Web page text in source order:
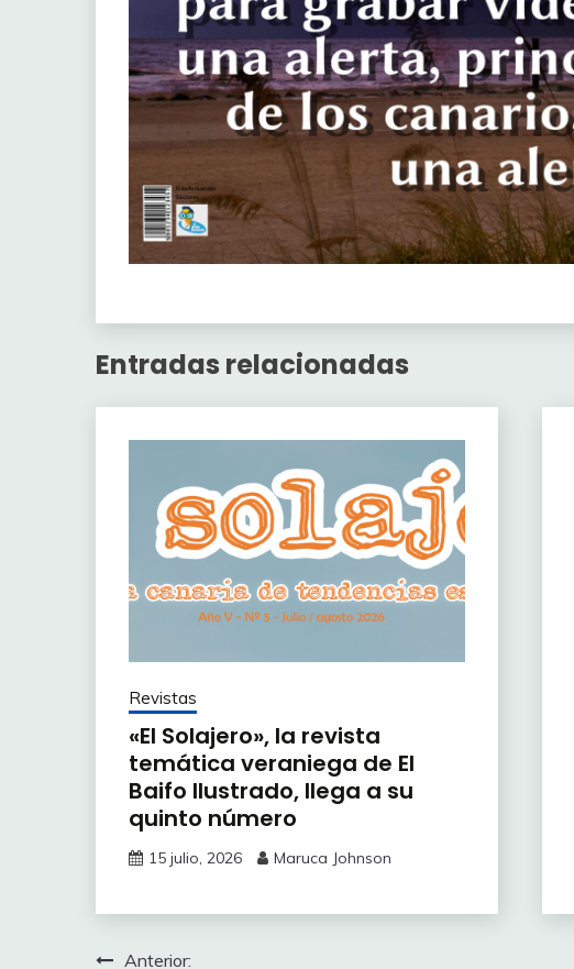
Entradas relacionadas
Revistas
«El Solajero», la revista
temática veraniega de El
Baifo Ilustrado, llega a su
quinto número
15 julio, 2026 Maruca Johnson
Anterior: